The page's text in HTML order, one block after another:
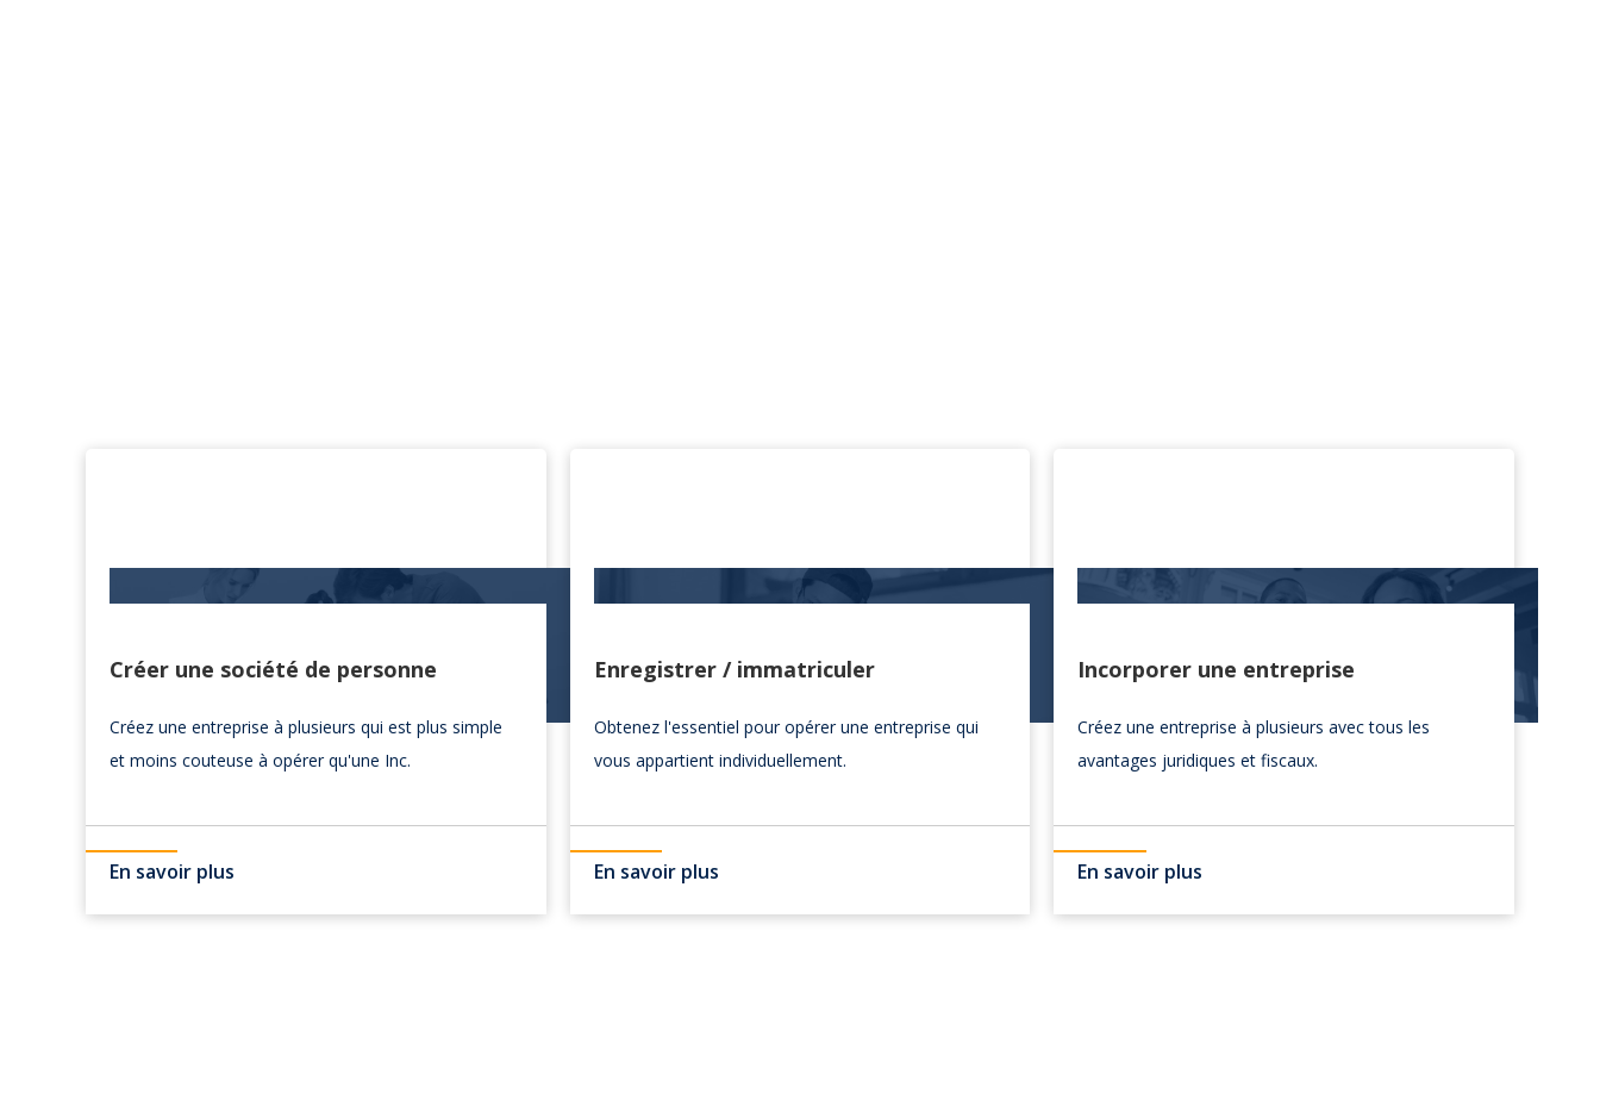
Créer une société de personne
Créez une entreprise à plusieurs qui est plus simple
et moins couteuse à opérer qu'une Inc.
En savoir plus
Enregistrer / immatriculer
Obtenez l'essentiel pour opérer une entreprise qui
vous appartient individuellement.
En savoir plus
Incorporer une entreprise
Créez une entreprise à plusieurs avec tous les
avantages juridiques et fiscaux.
En savoir plus